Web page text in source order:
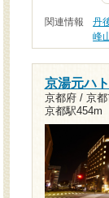
関連情報 丹
峰
京湯元ハ
京都府 / 京
京都駅454m